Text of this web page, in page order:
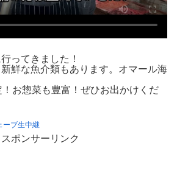
ってきました！
鮮な魚介類もあります。オマール海
お惣菜も豊富！ぜひお出かけくだ
ーブ生中継
スポンサーリンク